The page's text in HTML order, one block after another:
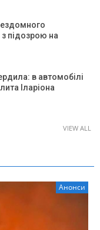
підозрою на
в автомобілі
Іларіона
VIEW ALL
Анонси